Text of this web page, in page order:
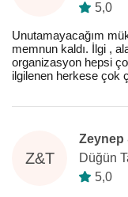
5,0
Unutamayacağım
memnun kaldı. İlgi ,
organizasyon hepsi
ilgilenen herkese çok
Z&T
Zeynep
Düğün
5,0